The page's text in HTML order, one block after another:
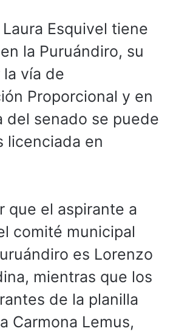
Esquivel tiene
la Puruándiro, su
vía de
Proporcional y en
del senado se puede
licenciada en
que el aspirante a
comité municipal
es Lorenzo
mientras que los
de la planilla
Carmona Lemus,